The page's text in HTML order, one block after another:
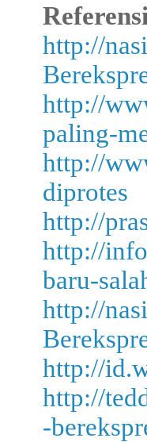
Referensi
http://
http://
paling-
http://
diprotes
http://
http://
baru-
http://
http://
http://
-